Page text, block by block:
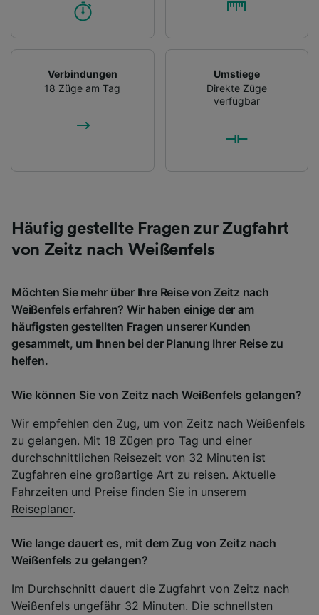
Verbindungen
18 Züge am Tag
Umstiege
Direkte Züge
verfügbar
Häufig gestellte Fragen zur Zugfahrt
von Zeitz nach Weißenfels
Möchten Sie mehr über Ihre Reise von Zeitz nach
Weißenfels erfahren? Wir haben einige der am
häufigsten gestellten Fragen unserer Kunden
gesammelt, um Ihnen bei der Planung Ihrer Reise zu
helfen.
Wie können Sie von Zeitz nach Weißenfels gelangen?
Wir empfehlen den Zug, um von Zeitz nach Weißenfels
zu gelangen. Mit 18 Zügen pro Tag und einer
durchschnittlichen Reisezeit von 32 Minuten ist
Zugfahren eine großartige Art zu reisen. Aktuelle
Fahrzeiten und Preise finden Sie in unserem
Reiseplaner.
Wie lange dauert es, mit dem Zug von Zeitz nach
Weißenfels zu gelangen?
Im Durchschnitt dauert die Zugfahrt von Zeitz nach
Weißenfels ungefähr 32 Minuten. Die schnellsten